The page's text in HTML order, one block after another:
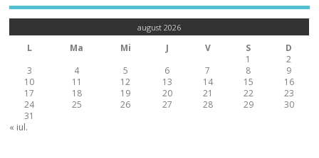
august 2026
L Ma Mi J V S
D
1
2
3
4 5 6 7 8
9
10
11 12 13 14 15
16
17
18 19 20 21 22
23
24
25 26 27 28 29
30
31
« iul.